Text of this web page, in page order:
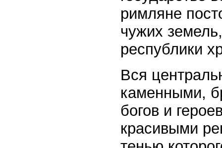
римляне
чужих
республики
Вся
каменными,
богов и
красивыми